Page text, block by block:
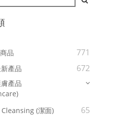
品 771
產品 672
產品
(潔面)
65